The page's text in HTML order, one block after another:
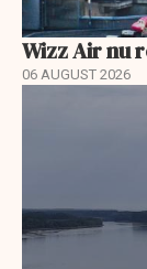
Wizz Air nu
06 AUGUST 2026